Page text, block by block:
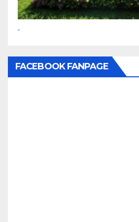
FACEBOOK FANPAGE